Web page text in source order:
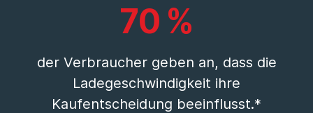
70 %
der Verbraucher geben an, dass die
Ladegeschwindigkeit ihre
Kaufentscheidung beeinflusst.*